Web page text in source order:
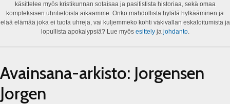
käsittelee myös kristikunnan sotaisaa ja pasifistista historiaa, sekä omaa
kompleksisen uhritietoista aikaamme. Onko mahdollista hylätä hylkääminen ja
elää elämää joka ei tuota uhreja, vai kuljemmeko kohti väkivallan eskaloitumista ja
lopullista apokalypsiä? Lue myös esittelyja johdanto.
Avainsana-arkisto: Jorgensen
Jorgen